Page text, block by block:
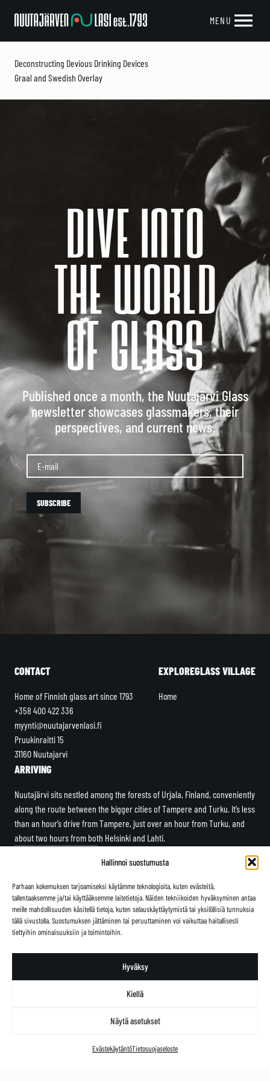
Hallinnoi suostumusta
Parhaan kokemuksen tarjoamiseksi käytämme teknologioita, kuten evästeitä,
tallentaaksemme ja/tai käyttääksemme laitetietoja. Näiden tekniikoiden hyväksyminen antaa
meille mahdollisuuden käsitellä tietoja, kuten selauskäyttäytymistä tai yksilöllisiä tunnuksia
tällä sivustolla. Suostumuksen jättäminen tai peruuttaminen voi vaikuttaa haitallisesti
tiettyihin ominaisuuksiin ja toimintoihin.
Hyväksy
Kiellä
Näytä asetukset
EvästekäytäntöTietosuojaseloste
Nuutajarven
Lasi
MENU
Deconstructing Devious Drinking Devices
Graal and Swedish Overlay
DIVE INTO
THE WORLD
OF GLASS
Published once a month, the Nuutajärvi Glass
newsletter showcases glassmakers, their
perspectives, and current news.
CONTACT
Home of Finnish glass art since 1793
+358 400 422 336
myynti@nuutajarvenlasi.fi
Pruukinraitti 15
31160 Nuutajarvi
EXPLORE
Home
GLASS VILLAGE
ARRIVING
Nuutajärvi sits nestled among the forests of Urjala, Finland, conveniently
along the route between the bigger cities of Tampere and Turku. It’s less
than an hour’s drive from Tampere, just over an hour from Turku, and
about two hours from both Helsinki and Lahti.
Facebook InstagramLinkedIn GDPR & evästeet